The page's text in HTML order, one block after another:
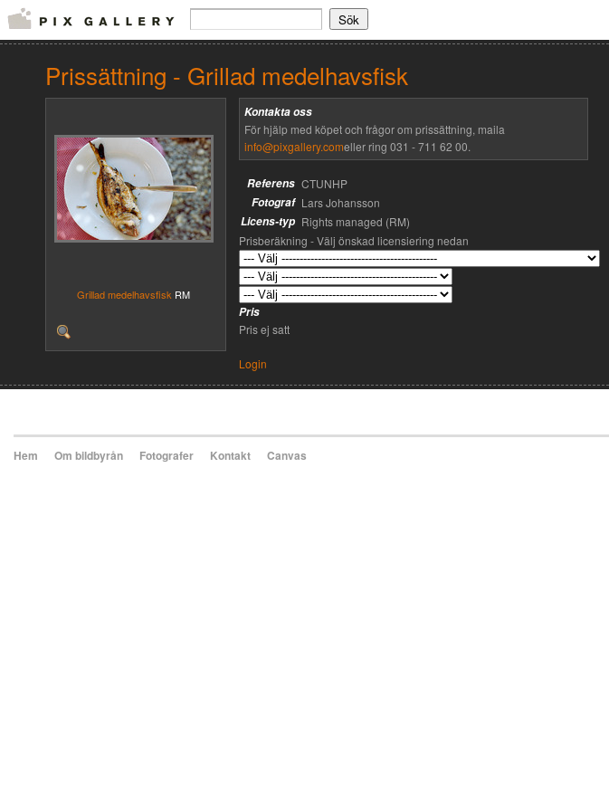
Prissättning - Grillad medelhavsfisk
Grillad medelhavsfisk RM
Kontakta oss
För hjälp med köpet och frågor om prissättning, maila
info@pixgallery.comeller ring 031 - 711 62 00.
Referens CTUNHP
Fotograf Lars Johansson
Licens-typ Rights managed (RM)
Prisberäkning - Välj önskad licensiering nedan
Pris
Pris ej satt
Login
Hem Om bildbyrån Fotografer Kontakt Canvas